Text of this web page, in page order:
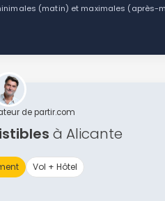
(matin) et maximales (après-
de partir.com
à Alicante
Vol + Hôtel